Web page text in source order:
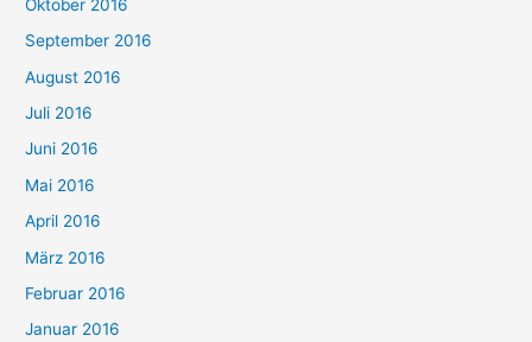
Oktober 2016
September 2016
August 2016
Juli 2016
Juni 2016
Mai 2016
April 2016
März 2016
Februar 2016
Januar 2016